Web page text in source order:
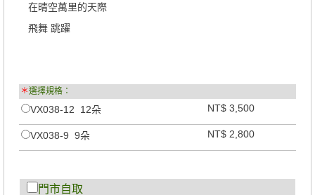
在晴空萬里的天際
飛舞 跳躍
＊選擇規格：
VX038-12 12朵 NT$ 3,500
VX038-9 9朵 NT$ 2,800
門市自取